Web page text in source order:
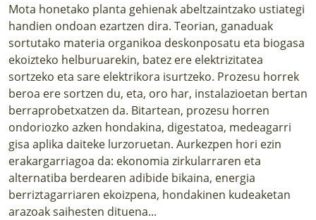
Mota honetako planta gehienak abeltzaintzako ustiategi
handien ondoan ezartzen dira. Teorian, ganaduak
sortutako materia organikoa deskonposatu eta biogasa
ekoizteko helburuarekin, batez ere elektrizitatea
sortzeko eta sare elektrikora isurtzeko. Prozesu horrek
beroa ere sortzen du, eta, oro har, instalazioetan bertan
berraprobetxatzen da. Bitartean, prozesu horren
ondoriozko azken hondakina, digestatoa, medeagarri
gisa aplika daiteke lurzoruetan. Aurkezpen hori ezin
erakargarriagoa da: ekonomia zirkularraren eta
alternatiba berdearen adibide bikaina, energia
berriztagarriaren ekoizpena, hondakinen kudeaketan
arazoak saihesten dituena...